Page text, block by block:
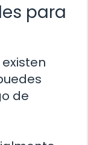
para
de